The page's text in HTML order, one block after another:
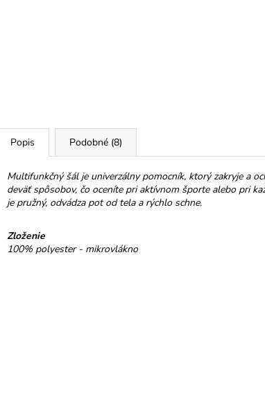
Popis Podobné (8)
Multifunkčný šál je univerzálny pomocník, ktorý zakryje a
deväť spôsobov, čo oceníte pri aktívnom športe alebo pri
je pružný, odvádza pot od tela a rýchlo schne.
Zloženie
100% polyester - mikrovlákno